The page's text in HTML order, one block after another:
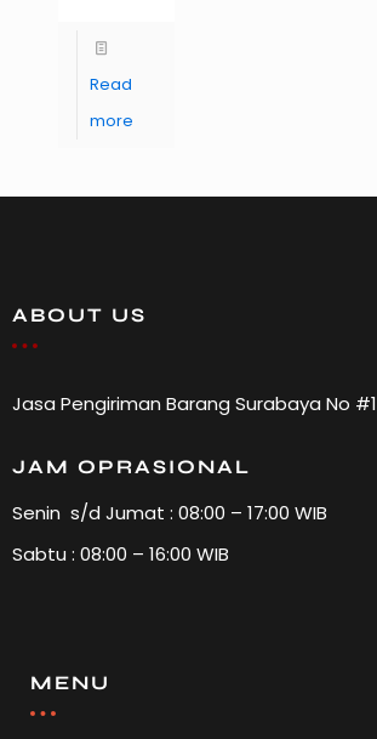
Read
more
ABOUT US
Jasa Pengiriman Barang Surabaya No #1
JAM OPRASIONAL
Senin s/d Jumat : 08:00 – 17:00 WIB
Sabtu : 08:00 – 16:00 WIB
MENU